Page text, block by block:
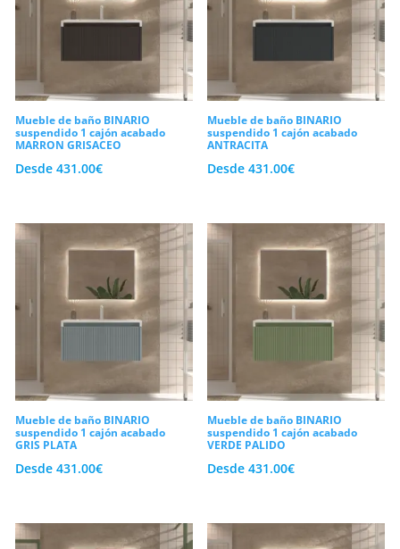
Mueble de baño BINARIO
suspendido 1 cajón acabado
MARRON GRISACEO
Desde 431.00€
Mueble de baño BINARIO
suspendido 1 cajón acabado
ANTRACITA
Desde431.00€
Mueble de baño BINARIO
suspendido 1 cajón acabado
GRIS PLATA
Desde 431.00€
Mueble de baño BINARIO
suspendido 1 cajón acabado
VERDE PALIDO
Desde431.00€